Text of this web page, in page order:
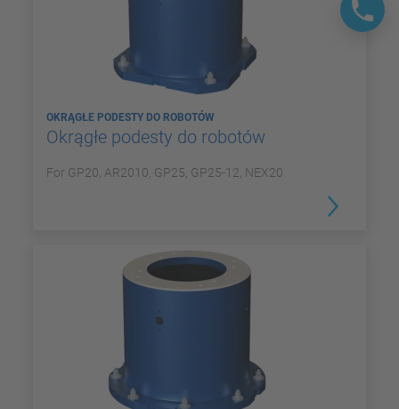
OKRĄGŁE PODESTY DO ROBOTÓW
Okrągłe podesty do robotów
For GP20, AR2010, GP25, GP25-12, NEX20